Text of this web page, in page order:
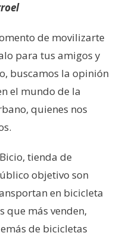
de movilizarte
para tus amigos y
buscamos la opinión
el mundo de la
quienes nos
tienda de
objetivo son
en bicicleta
que más venden,
de bicicletas